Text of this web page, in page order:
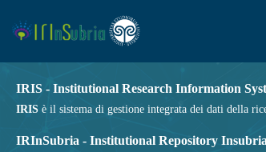
IRIS - Institutional Research Information
IRIS è il sistema di gestione integrata dei dati della
IRInSubria - Institutional Repository Insubria